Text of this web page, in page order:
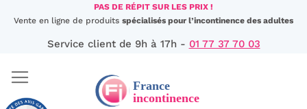
Aller
au
PAS DE RÉPIT SUR LES PRIX !
Vente en ligne de produits spécialisés pour l’incontinence des adultes
Service client de 9h à 17h - 01 77 37 70 03